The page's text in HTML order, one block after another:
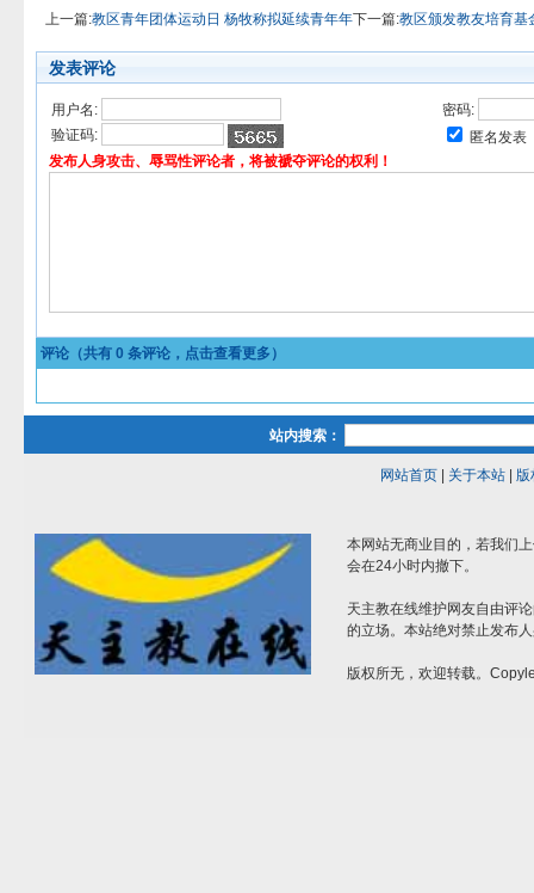
上一篇:教区青年团体运动日 杨牧称拟延续青年年下一篇:教区颁发教友培育基
发表评论
用户名:
密码:
验证码:
匿名发表
发布人身攻击、辱骂性评论者，将被褫夺评论的权利！
评论（共有 0 条评论，点击查看更多）
站内搜索：
网站首页| 关于本站| 版
本网站无商业目的，若我们
会在24小时内撤下。
天主教在线维护网友自由评
的立场。本站绝对禁止发布
版权所无，欢迎转载。